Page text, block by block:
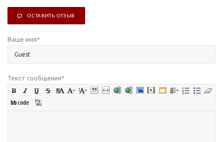
ОСТАВИТЬ ОТЗЫВ
Ваше имя*
Текст сообщения*